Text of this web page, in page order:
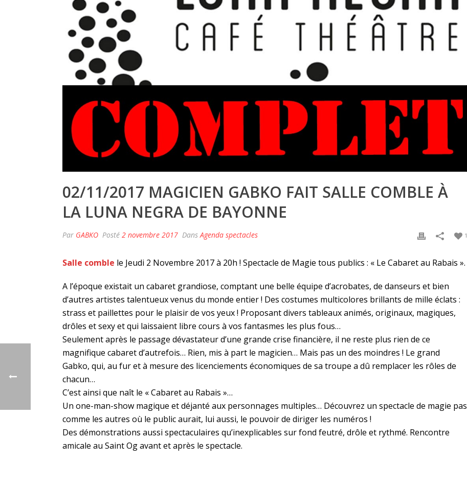
02/11/2017 MAGICIEN GABKO FAIT SALLE COMBLE À
LA LUNA NEGRA DE BAYONNE
Par GABKO Posté 2 novembre 2017 DansAgenda spectacles 1
Salle comble le Jeudi 2 Novembre 2017 à 20h ! Spectacle de Magie tous publics : « Le Cabaret au Rabais ».
A l’époque existait un cabaret grandiose, comptant une belle équipe d’acrobates, de danseurs et bien
d’autres artistes talentueux venus du monde entier ! Des costumes multicolores brillants de mille éclats :
strass et paillettes pour le plaisir de vos yeux ! Proposant divers tableaux animés, originaux, magiques,
drôles et sexy et qui laissaient libre cours à vos fantasmes les plus fous…
Seulement après le passage dévastateur d’une grande crise financière, il ne reste plus rien de ce
magnifique cabaret d’autrefois… Rien, mis à part le magicien… Mais pas un des moindres ! Le grand
Gabko, qui, au fur et à mesure des licenciements économiques de sa troupe a dû remplacer les rôles de
chacun…
C’est ainsi que naît le « Cabaret au Rabais »…
Un one-man-show magique et déjanté aux personnages multiples… Découvrez un spectacle de magie pas
comme les autres où le public aurait, lui aussi, le pouvoir de diriger les numéros !
Des démonstrations aussi spectaculaires qu’inexplicables sur fond feutré, drôle et rythmé. Rencontre
amicale au Saint Og avant et après le spectacle.